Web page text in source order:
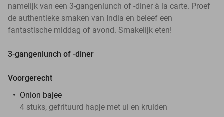
namelijk van een 3-gangenlunch of -diner à la carte. Proef
de authentieke smaken van India en beleef een
fantastische middag of avond. Smakelijk eten!
3-gangenlunch of -diner
Voorgerecht
Onion bajee
4 stuks, gefrituurd hapje met ui en kruiden